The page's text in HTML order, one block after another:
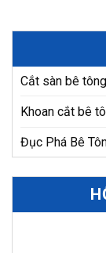
Cắt sàn bê tông
Khoan cắt bê
Đục Phá Bê